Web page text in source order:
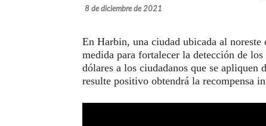
8 de diciembre de 2021
En Harbin, una ciudad ubicada al
medida para fortalecer la detección de
dólares a los ciudadanos que se
resulte positivo obtendrá la recompensa